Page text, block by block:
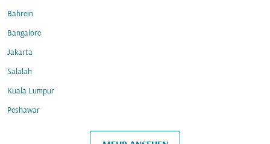
Bahrein
Bangalore
Jakarta
Salalah
Kuala Lumpur
Peshawar